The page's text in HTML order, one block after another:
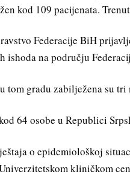
kod 109 pacijenata.
Federacije BiH
ishoda na području
tom gradu zabilježena su
64 osobe u Republici
o epidemiološkoj
kliničkom